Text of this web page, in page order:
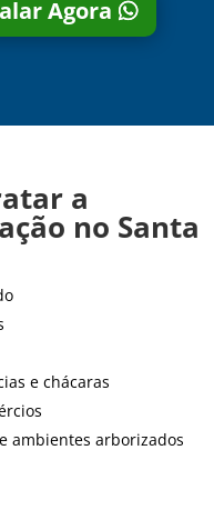
Agora
a
no Santa
e chácaras
ambientes arborizados